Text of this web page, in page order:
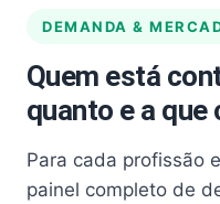
DEMANDA &
Quem está
quanto e a que
Para cada profissão
painel completo de